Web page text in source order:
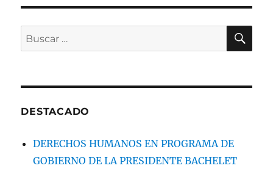
Buscar
por:
DESTACADO
DERECHOS HUMANOS EN PROGRAMA DE
GOBIERNO DE LA PRESIDENTE BACHELET